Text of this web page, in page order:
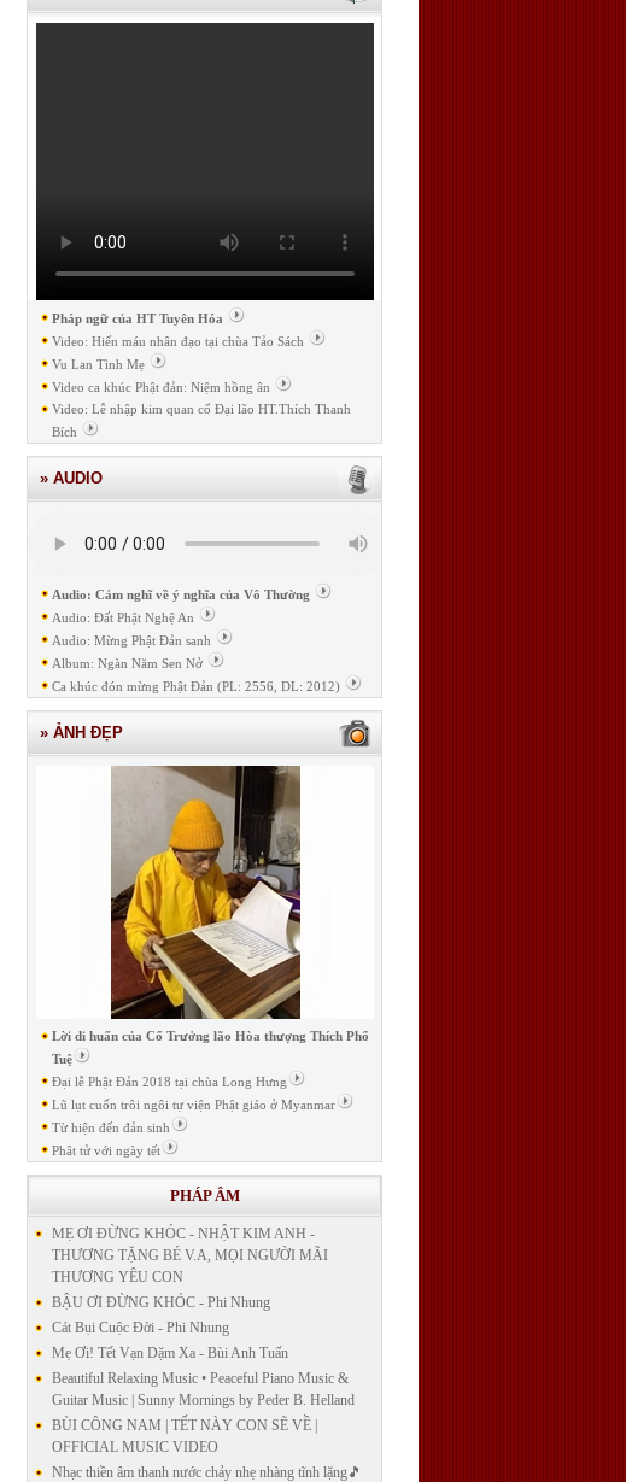
Pháp ngữ của HT Tuyên Hóa
Video: Hiến máu nhân đạo tại chùa Tảo Sách
Vu Lan Tình Mẹ
Video ca khúc Phật đản: Niệm hồng ân
Video: Lễ nhập kim quan cố Đại lão HT.Thích Thanh
Bích
» AUDIO
Audio: Cảm nghĩ về ý nghĩa của Vô Thường
Audio: Đất Phật Nghệ An
Audio: Mừng Phật Đản sanh
Album: Ngàn Năm Sen Nở
Ca khúc đón mừng Phật Đản (PL: 2556, DL: 2012)
» ẢNH ĐẸP
Lời di huấn của Cố Trưởng lão Hòa thượng Thích Phổ
Tuệ
Đại lễ Phật Đản 2018 tại chùa Long Hưng
Lũ lụt cuốn trôi ngôi tự viện Phật giáo ở Myanmar
Từ hiện đến đản sinh
Phât tử với ngày tết
PHÁP ÂM
MẸ ƠI ĐỪNG KHÓC - NHẬT KIM ANH -
THƯƠNG TẶNG BÉ V.A, MỌI NGƯỜI MÃI
THƯƠNG YÊU CON
BẬU ƠI ĐỪNG KHÓC - Phi Nhung
Cát Bụi Cuộc Đời - Phi Nhung
Mẹ Ơi! Tết Vạn Dặm Xa - Bùi Anh Tuấn
Beautiful Relaxing Music • Peaceful Piano Music &
Guitar Music | Sunny Mornings by Peder B. Helland
BÙI CÔNG NAM | TẾT NÀY CON SẼ VỀ |
OFFICIAL MUSIC VIDEO
Nhạc thiền âm thanh nước chảy nhẹ nhàng tĩnh lặng🎵